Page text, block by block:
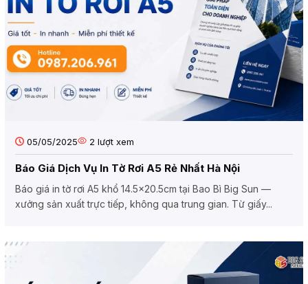
05/05/2025 2 lượt xem
Báo Giá Dịch Vụ In Tờ Rơi A5 Rẻ Nhất Hà Nội
Báo giá in tờ rơi A5 khổ 14.5×20.5cm tại Bao Bì Big Sun —
xưởng sản xuất trực tiếp, không qua trung gian. Từ giấy...